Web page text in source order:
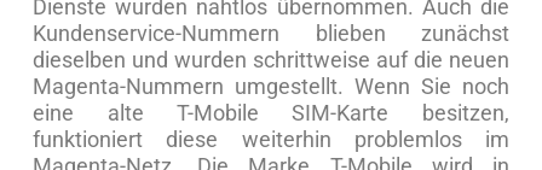
Dienste wurden nahtlos übernommen. Auch die
Kundenservice-Nummern blieben zunächst
dieselben und wurden schrittweise auf die neuen
Magenta-Nummern umgestellt. Wenn Sie noch
eine alte T-Mobile SIM-Karte besitzen,
funktioniert diese weiterhin problemlos im